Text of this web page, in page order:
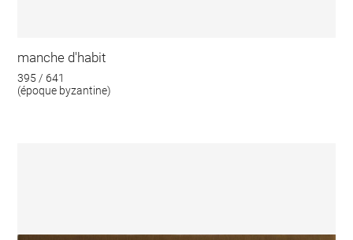
manche d'habit
395 / 641
(époque byzantine)